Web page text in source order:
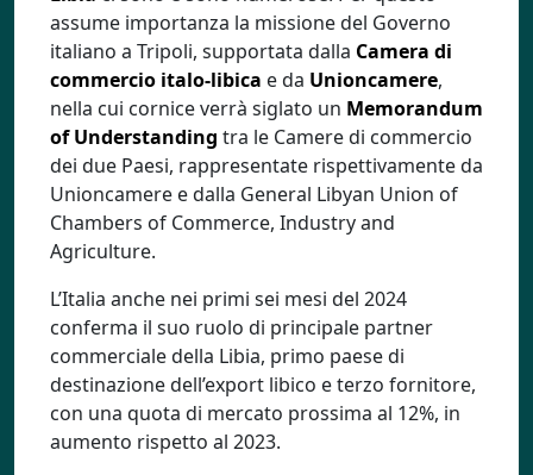
assume importanza la missione del Governo
italiano a Tripoli, supportata dalla Camera di
commercio italo-libica e da Unioncamere,
nella cui cornice verrà siglato un Memorandum
of Understanding tra le Camere di commercio
dei due Paesi, rappresentate rispettivamente da
Unioncamere e dalla General Libyan Union of
Chambers of Commerce, Industry and
Agriculture.
L’Italia anche nei primi sei mesi del 2024
conferma il suo ruolo di principale partner
commerciale della Libia, primo paese di
destinazione dell’export libico e terzo fornitore,
con una quota di mercato prossima al 12%, in
aumento rispetto al 2023.